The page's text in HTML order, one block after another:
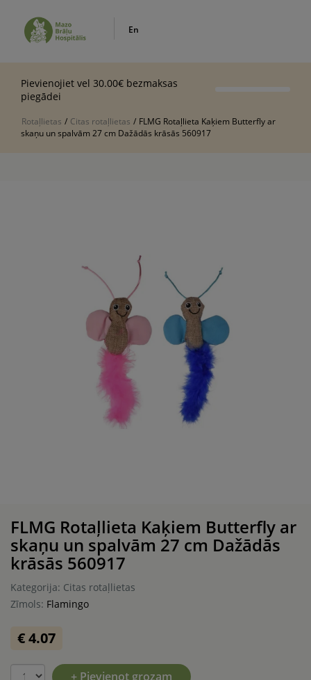
En
Pievienojiet vel 30.00€ bezmaksas
piegādei
Rotaļlietas / Citas rotaļlietas / FLMG Rotaļlieta Kaķiem Butterfly ar
skaņu un spalvām 27 cm Dažādās krāsās 560917
FLMG Rotaļlieta Kaķiem Butterfly ar
skaņu un spalvām 27 cm Dažādās
krāsās 560917
Kategorija: Citas rotaļlietas
Zīmols: Flamingo
€ 4.07
+ Pievienot grozam